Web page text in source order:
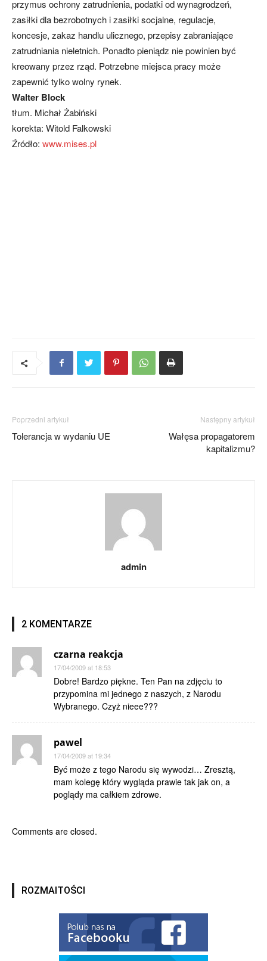
przymus ochrony zatrudnienia, podatki od wynagrodzeń,
zasiłki dla bezrobotnych i zasiłki socjalne, regulacje,
koncesje, zakaz handlu ulicznego, przepisy zabraniające
zatrudniania nieletnich. Ponadto pieniądz nie powinien być
kreowany przez rząd. Potrzebne miejsca pracy może
zapewnić tylko wolny rynek.
Walter Block
tłum. Michał Żabiński
korekta: Witold Falkowski
Źródło: www.mises.pl
Poprzedni artykuł
Tolerancja w wydaniu UE
Następny artykuł
Wałęsa propagatorem
kapitalizmu?
admin
2 KOMENTARZE
czarna reakcja
17/04/2009 at 18:53
Dobre! Bardzo piękne. Ten Pan na zdjęciu to
przypomina mi jednego z naszych, z Narodu
Wybranego. Czyż nieee???
pawel
17/04/2009 at 19:34
Być może z tego Narodu się wywodzi… Zresztą,
mam kolegę który wygląda prawie tak jak on, a
poglądy ma całkiem zdrowe.
Comments are closed.
ROZMAITOŚCI